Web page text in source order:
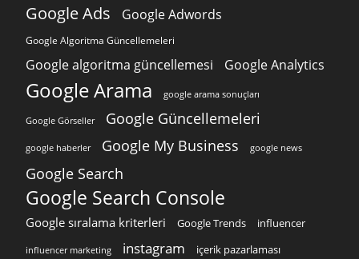
Google Ads Google Adwords
Google Algoritma Güncellemeleri
Google algoritma güncellemesi Google Analytics
Google Arama google arama sonuçları
Google Görseller Google Güncellemeleri
google haberler Google My Business google news
Google Search
Google Search Console
Google sıralama kriterleri Google Trends influencer
influencer marketing instagram içerik pazarlaması